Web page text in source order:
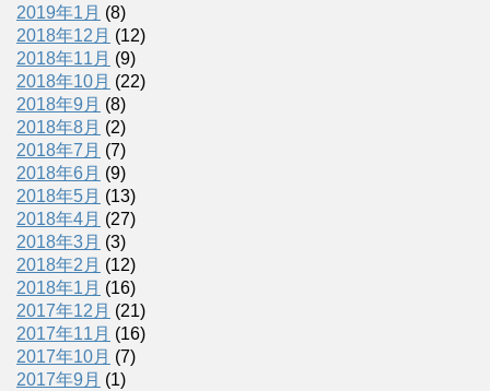
2019年1月 (8)
2018年12月 (12)
2018年11月 (9)
2018年10月 (22)
2018年9月 (8)
2018年8月 (2)
2018年7月 (7)
2018年6月 (9)
2018年5月 (13)
2018年4月 (27)
2018年3月 (3)
2018年2月 (12)
2018年1月 (16)
2017年12月 (21)
2017年11月 (16)
2017年10月 (7)
2017年9月 (1)